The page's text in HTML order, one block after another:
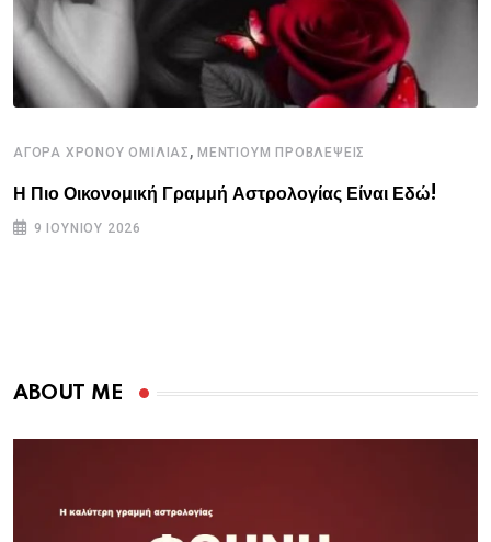
ΑΓΟΡΑ ΧΡΟΝΟΥ ΟΜΙΛΙΑΣ , ΜΕΝΤΙΟΥΜ ΠΡΟΒΛΕΨΕΙΣ
Η Πιο Οικονομική Γραμμή Αστρολογίας Είναι Εδώ!
9 ΙΟΥΝΊΟΥ 2026
ABOUT ME